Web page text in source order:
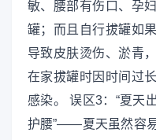
敏、腰部有伤口、孕
罐；而且自行拔罐如
导致皮肤烫伤、淤青
在家拔罐时因时间过
感染。 误区3：“夏天
护腰”——夏天虽然容